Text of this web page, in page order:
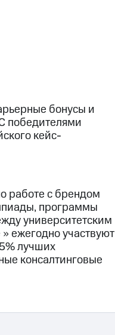
бонусы и
победителями
кейс-
работе с брендом
программы
университетским
ежегодно участвуют
лучших
консалтинговые